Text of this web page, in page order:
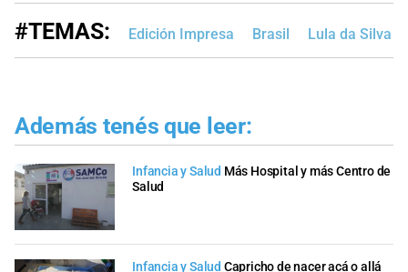
#TEMAS: Edición Impresa Brasil Lula da Silva
Además tenés que leer:
Infancia y Salud Más Hospital y más Centro de
Salud
Infancia y Salud Capricho de nacer acá o allá